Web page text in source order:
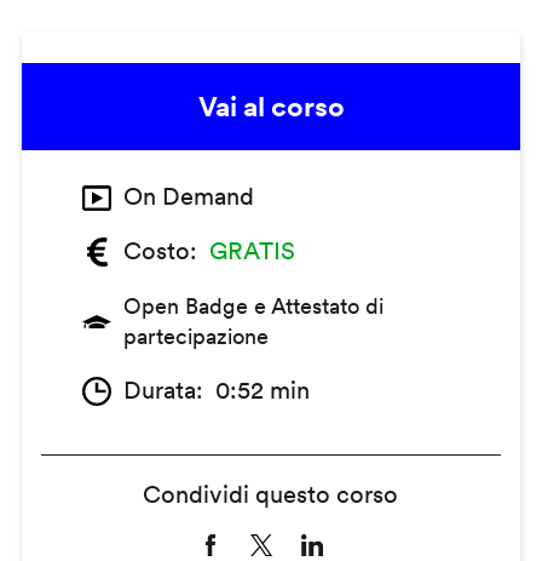
Vai al corso
On Demand
Costo
GRATIS
Open Badge e Attestato di
partecipazione
Durata 0:52 min
Condividi questo corso